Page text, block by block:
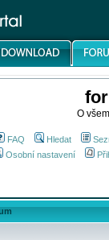
O
FAQ Hledat
Osobní nastavení